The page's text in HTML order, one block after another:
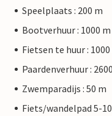
Speelplaats : 200 m
Bootverhuur : 1000 m
Fietsen te huur :
Paardenverhuur :
Zwemparadijs : 50 m
Fiets/wandelpad 5-